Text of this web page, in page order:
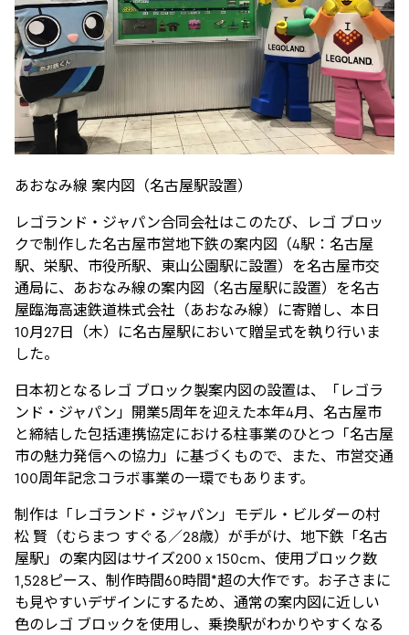
あおなみ線 案内図（名古屋駅設置）
レゴランド・ジャパン合同会社はこのたび、レゴ ブロッ
クで制作した名古屋市営地下鉄の案内図（4駅：名古屋
駅、栄駅、市役所駅、東山公園駅に設置）を名古屋市交
通局に、あおなみ線の案内図（名古屋駅に設置）を名古
屋臨海高速鉄道株式会社（あおなみ線）に寄贈し、本日
10月27日（木）に名古屋駅において贈呈式を執り行いま
した。
日本初となるレゴ ブロック製案内図の設置は、「レゴラ
ンド・ジャパン」開業5周年を迎えた本年4月、名古屋市
と締結した包括連携協定における柱事業のひとつ「名古屋
市の魅力発信への協力」に基づくもので、また、市営交通
100周年記念コラボ事業の一環でもあります。
制作は「レゴランド・ジャパン」モデル・ビルダーの村
松 賢（むらまつ すぐる／28歳）が手がけ、地下鉄「名古
屋駅」の案内図はサイズ200 x 150cm、使用ブロック数
1,528ピース、制作時間60時間*超の大作です。お子さまに
も見やすいデザインにするため、通常の案内図に近しい
色のレゴ ブロックを使用し、乗換駅がわかりやすくなる